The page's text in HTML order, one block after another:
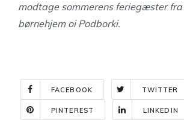
modtage sommerens feriegæster fra
børnehjem oi Podborki.
FACEBOOK TWITTER
PINTEREST LINKEDIN